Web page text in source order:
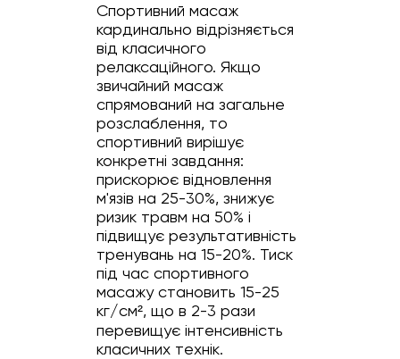
Спортивний масаж
кардинально відрізняється
від класичного
релаксаційного. Якщо
звичайний масаж
спрямований на загальне
розслаблення, то
спортивний вирішує
конкретні завдання:
прискорює відновлення
м'язів на 25-30%, знижує
ризик травм на 50% і
підвищує результативність
тренувань на 15-20%. Тиск
під час спортивного
масажу становить 15-25
кг/см², що в 2-3 рази
перевищує інтенсивність
класичних технік.